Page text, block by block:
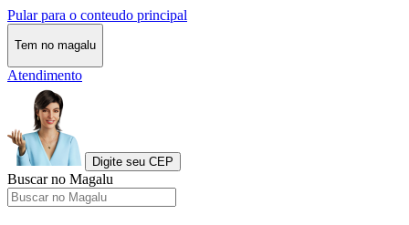
Pular para o conteudo principal
Tem no magalu
Atendimento
Digite seu CEP
Buscar no Magalu